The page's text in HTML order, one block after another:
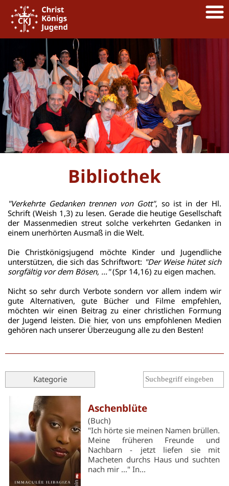
Bibliothek
"Verkehrte Gedanken trennen von Gott", so ist in der Hl.
Schrift (Weish 1,3) zu lesen. Gerade die heutige Gesellschaft
der Massenmedien streut solche verkehrten Gedanken in
einem unerhörten Ausmaß in die Welt.
Die Christkönigsjugend möchte Kinder und Jugendliche
unterstützen, die sich das Schriftwort: "Der Weise hütet sich
sorgfältig vor dem Bösen, ..."(Spr 14,16) zu eigen machen.
Nicht so sehr durch Verbote sondern vor allem indem wir
gute Alternativen, gute Bücher und Filme empfehlen,
möchten wir einen Beitrag zu einer christlichen Formung
der Jugend leisten. Die hier, von uns empfohlenen Medien
gehören nach unserer Überzeugung alle zu den Besten!
Kategorie
Aschenblüte
(Buch)
"Ich hörte sie meinen Namen brüllen.
Meine früheren Freunde und
Nachbarn - jetzt liefen sie mit
Macheten durchs Haus und suchten
nach mir ..." In...